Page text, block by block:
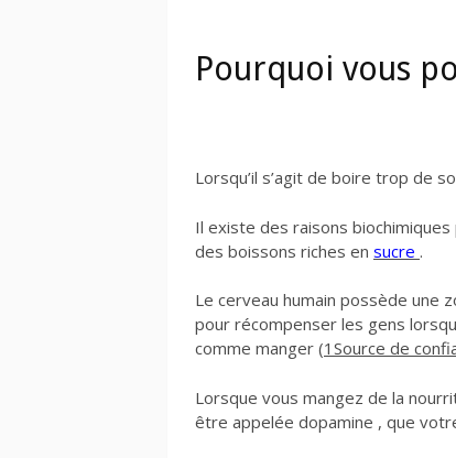
Pourquoi vous
Lorsqu’il s’agit de boire trop de
Il existe des raisons
des boissons riches en sucre .
Le cerveau humain possède une
pour récompenser les gens
comme manger (1 Source de
Lorsque vous mangez de la
être appelée dopamine , que